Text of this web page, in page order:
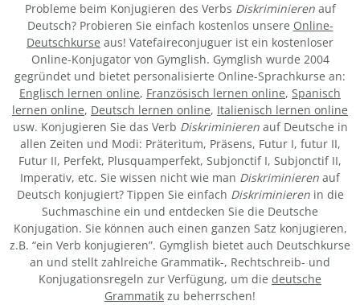
Probleme beim Konjugieren des Verbs Diskriminierenauf
Deutsch? Probieren Sie einfach kostenlos unsere Online-
Deutschkurse aus! Vatefaireconjuguer ist ein kostenloser
Online-Konjugator von Gymglish. Gymglish wurde 2004
gegründet und bietet personalisierte Online-Sprachkurse an:
Englisch lernen online, Französisch lernen online, Spanisch
lernen online, Deutsch lernen online, Italienisch lernen online
usw. Konjugieren Sie das Verb Diskriminierenauf Deutsche in
allen Zeiten und Modi: Präteritum, Präsens, Futur I, futur II,
Futur II, Perfekt, Plusquamperfekt, Subjonctif I, Subjonctif II,
Imperativ, etc. Sie wissen nicht wie man Diskriminieren auf
Deutsch konjugiert? Tippen Sie einfach Diskriminierenin die
Suchmaschine ein und entdecken Sie die Deutsche
Konjugation. Sie können auch einen ganzen Satz konjugieren,
z.B. “ein Verb konjugieren”. Gymglish bietet auch Deutschkurse
an und stellt zahlreiche Grammatik-, Rechtschreib- und
Konjugationsregeln zur Verfügung, um die deutsche
Grammatik zu beherrschen!